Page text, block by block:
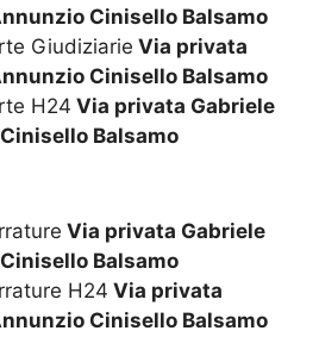
Cinisello Balsamo
Giudiziarie Via privata
Cinisello Balsamo
H24 Via privata Gabriele
Balsamo
Via privata Gabriele
Balsamo
H24 Via privata
Cinisello Balsamo